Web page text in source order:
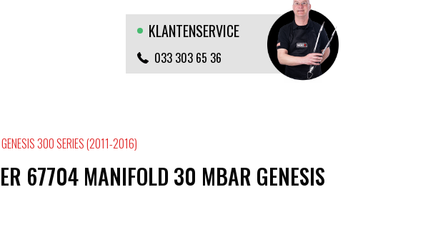
KLANTENSERVICE
033 303 65 36
GENESIS 300 SERIES (2011-2016)
67704 MANIFOLD 30 MBAR GENESIS